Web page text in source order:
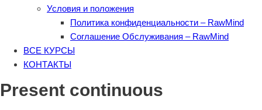
Условия и положения
Политика конфиденциальности – RawMind
Соглашение Обслуживания – RawMind
ВСЕ КУРСЫ
КОНТАКТЫ
Present continuous